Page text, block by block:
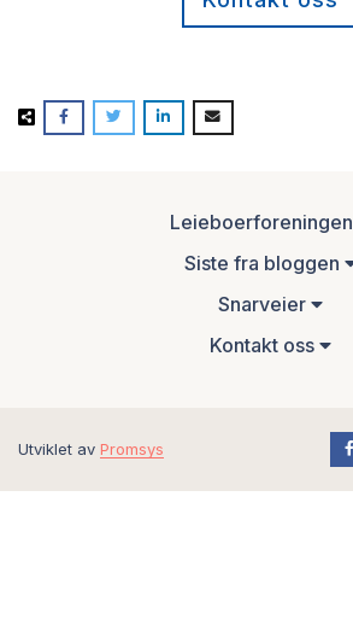
Leieboerforeningen
Siste fra bloggen
Snarveier
Kontakt oss
Utviklet av Promsys